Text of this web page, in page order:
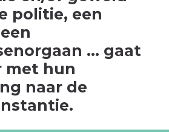
politie, een
... gaat
met hun
naar de